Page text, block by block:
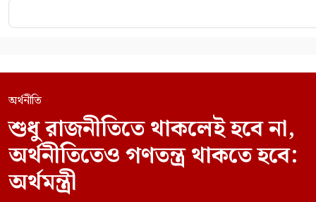
অর্থনীতি
শুধু রাজনীতিতে থাকলেই হবে না,
অর্থনীতিতেও গণতন্ত্র থাকতে হবে:
অর্থমন্ত্রী